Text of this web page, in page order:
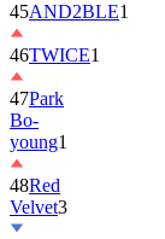
45AND2BLE1
46TWICE1
47Park
Bo-
young1
48Red
Velvet3